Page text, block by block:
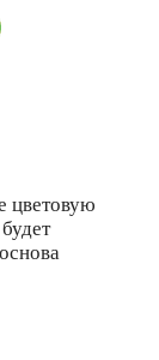
цветовую